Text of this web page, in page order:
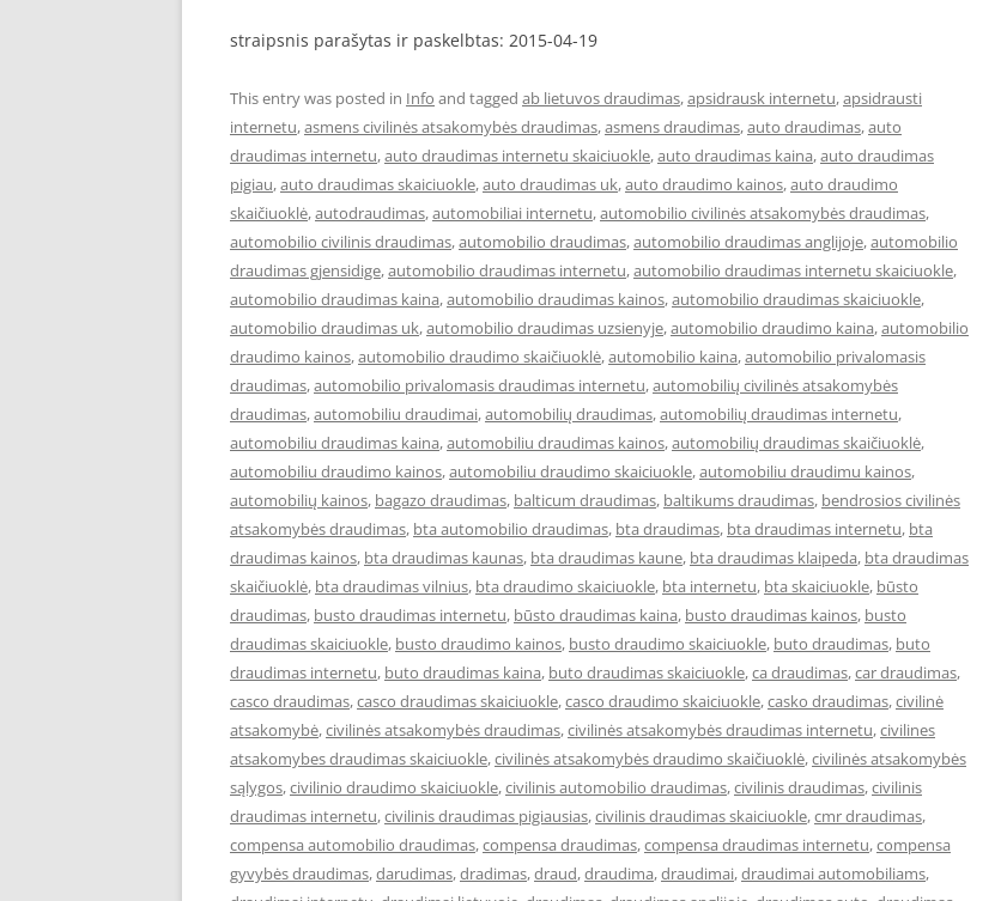
straipsnis parašytas ir paskelbtas: 2015-04-19
This entry was posted in Info and tagged ab lietuvos draudimas,apsidrausk internetu,apsidrausti
internetu,asmens civilinės atsakomybės draudimas,asmens draudimas,auto draudimas,auto
draudimas internetu,auto draudimas internetu skaiciuokle,auto draudimas kaina,auto draudimas
pigiau,auto draudimas skaiciuokle,auto draudimas uk,auto draudimo kainos,auto draudimo
skaičiuoklė,autodraudimas,automobiliai internetu,automobilio civilinės atsakomybės draudimas,
automobilio civilinis draudimas,automobilio draudimas,automobilio draudimas anglijoje,automobilio
draudimas gjensidige,automobilio draudimas internetu,automobilio draudimas internetu skaiciuokle,
automobilio draudimas kaina,automobilio draudimas kainos,automobilio draudimas skaiciuokle,
automobilio draudimas uk,automobilio draudimas uzsienyje,automobilio draudimo kaina,automobilio
draudimo kainos,automobilio draudimo skaičiuoklė,automobilio kaina,automobilio privalomasis
draudimas,automobilio privalomasis draudimas internetu,automobilių civilinės atsakomybės
draudimas,automobiliu draudimai,automobilių draudimas,automobilių draudimas internetu,
automobiliu draudimas kaina,automobiliu draudimas kainos,automobilių draudimas skaičiuoklė,
automobiliu draudimo kainos,automobiliu draudimo skaiciuokle,automobiliu draudimu kainos,
automobilių kainos, bagazo draudimas, balticum draudimas, baltikums draudimas, bendrosios civilinės
atsakomybės draudimas, bta automobilio draudimas, bta draudimas, bta draudimas internetu, bta
draudimas kainos, bta draudimas kaunas, bta draudimas kaune, bta draudimas klaipeda, bta draudimas
skaičiuoklė, bta draudimas vilnius, bta draudimo skaiciuokle, bta internetu, bta skaiciuokle, būsto
draudimas, busto draudimas internetu, būsto draudimas kaina, busto draudimas kainos, busto
draudimas skaiciuokle, busto draudimo kainos, busto draudimo skaiciuokle, buto draudimas, buto
draudimas internetu, buto draudimas kaina, buto draudimas skaiciuokle,ca draudimas,car draudimas,
casco draudimas,casco draudimas skaiciuokle,casco draudimo skaiciuokle,casko draudimas,civilinė
atsakomybė,civilinės atsakomybės draudimas,civilinės atsakomybės draudimas internetu,civilines
atsakomybes draudimas skaiciuokle,civilinės atsakomybės draudimo skaičiuoklė,civilinės atsakomybės
sąlygos,civilinio draudimo skaiciuokle,civilinis automobilio draudimas,civilinis draudimas,civilinis
draudimas internetu,civilinis draudimas pigiausias,civilinis draudimas skaiciuokle,cmr draudimas,
compensa automobilio draudimas,compensa draudimas,compensa draudimas internetu,compensa
gyvybės draudimas,darudimas,dradimas,draud,draudima,draudimai,draudimai automobiliams,